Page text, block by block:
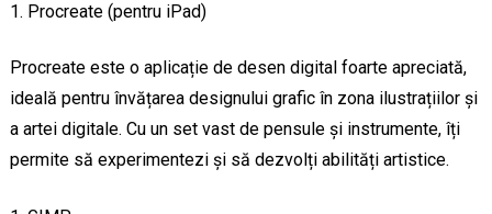
Procreate (pentru iPad)
Procreate este o aplicație de desen digital foarte apreciată,
ideală pentru învățarea designului grafic în zona ilustrațiilor și
a artei digitale. Cu un set vast de pensule și instrumente, îți
permite să experimentezi și să dezvolți abilități artistice.